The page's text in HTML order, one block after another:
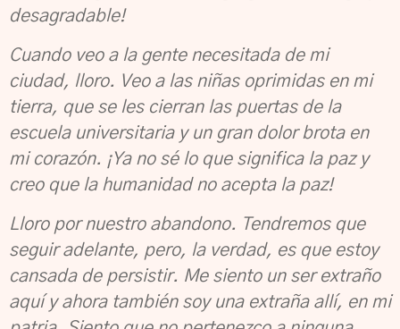
desagradable!
Cuando veo a la gente necesitada de mi
ciudad, lloro. Veo a las niñas oprimidas en mi
tierra, que se les cierran las puertas de la
escuela universitaria y un gran dolor brota en
mi corazón. ¡Ya no sé lo que significa la paz y
creo que la humanidad no acepta la paz!
Lloro por nuestro abandono. Tendremos que
seguir adelante, pero, la verdad, es que estoy
cansada de persistir. Me siento un ser extraño
aquí y ahora también soy una extraña allí, en mi